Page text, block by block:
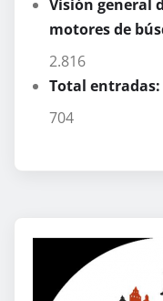
Visión general
motores de
2.816
Total entradas:
704